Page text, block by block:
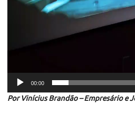
00:00
Por Vinícius Brandão – Empresário e